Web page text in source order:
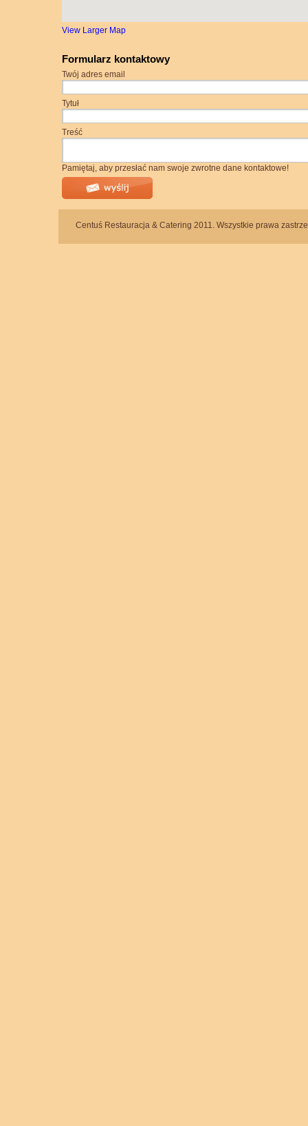
View Larger Map
Formularz kontaktowy
Twój adres email
Tytuł
Treść
Pamiętaj, aby przesłać nam swoje zwrotne dane kontaktowe!
Centuś Restauracja & Catering 2011. Wszystkie prawa